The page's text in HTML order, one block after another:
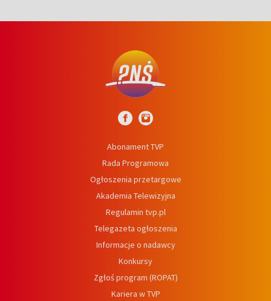
Abonament TVP
Rada Programowa
Ogłoszenia przetargowe
Akademia Telewizyjna
Regulamin tvp.pl
Telegazeta ogłoszenia
Informacje o nadawcy
Konkursy
Zgłoś program (ROPAT)
Kariera w TVP